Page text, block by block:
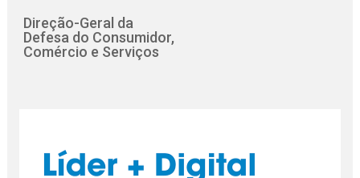
Direção-Geral da
Defesa do Consumidor,
Comércio e Serviços